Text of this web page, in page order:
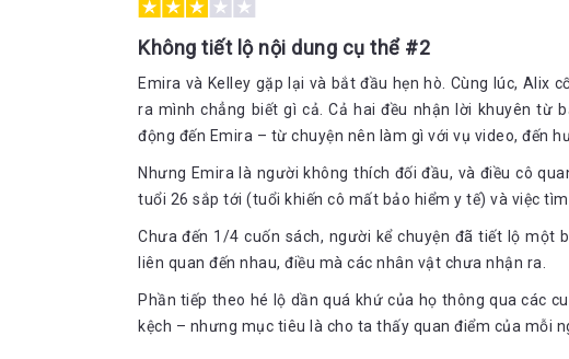
Không tiết lộ nội dung cụ thể #2
Emira và Kelley gặp lại và bắt đầu hẹn hò. Cùng lúc, Alix
ra mình chẳng biết gì cả. Cả hai đều nhận lời khuyên từ
động đến Emira – từ chuyện nên làm gì với vụ video, đến
Nhưng Emira là người không thích đối đầu, và điều cô
tuổi 26 sắp tới (tuổi khiến cô mất bảo hiểm y tế) và việc
Chưa đến 1/4 cuốn sách, người kể chuyện đã tiết lộ một
liên quan đến nhau, điều mà các nhân vật chưa nhận ra.
Phần tiếp theo hé lộ dần quá khứ của họ thông qua các
kệch – nhưng mục tiêu là cho ta thấy quan điểm của mỗi